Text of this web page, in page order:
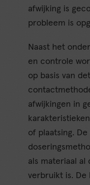
afwijking is
probleem is
Naast het
en controle
op basis van
afwijkingen in
of plaatsing.
als materiaal al
verbruikt is. De